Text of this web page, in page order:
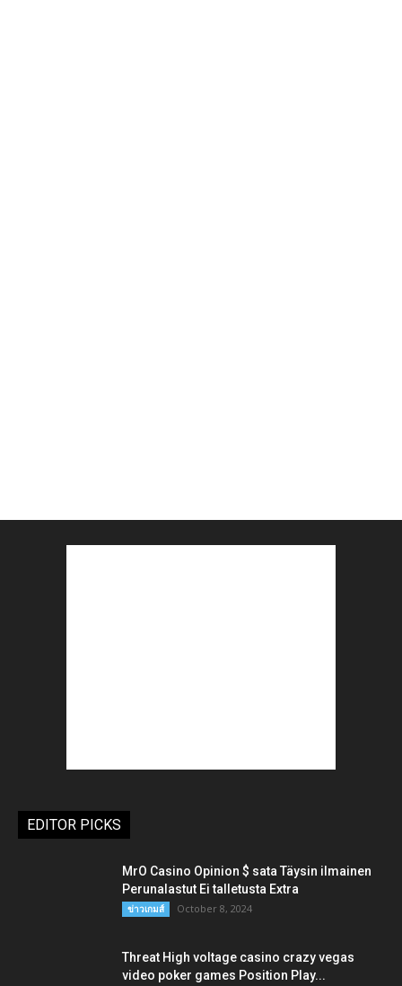
EDITOR PICKS
MrO Casino Opinion $ sata Täysin ilmainen
Perunalastut Ei talletusta Extra
ข่าวเกมส์ October 8, 2024
Threat High voltage casino crazy vegas
video poker games Position Play...